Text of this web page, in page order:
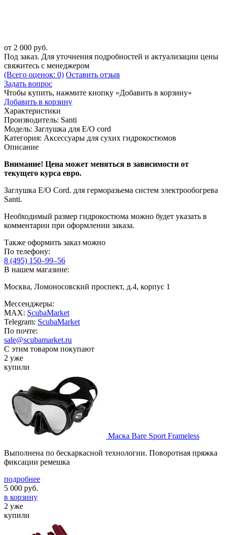
от 2 000 руб.
Под заказ. Для уточнения подробностей и актуализации цены
свяжитесь с менеджером
(Всего оценок: 0) Оставить отзыв
Задать вопрос
Чтобы купить, нажмите кнопку «Добавить в корзину»
Добавить в корзину
Характеристики
Производитель: Santi
Модель: Заглушка для E/O cord
Категория: Аксессуары для сухих гидрокостюмов
Описание
Внимание! Цена может меняться в зависимости от
текущего курса евро.
Заглушка E/O Cord. для герморазьема систем электрообогрева
Santi.
Необходимый размер гидрокостюма можно будет указать в
комментарии при оформлении заказа.
Также оформить заказ можно
По телефону:
8 (495) 150–99–56
В нашем магазине:
Москва, Ломоносовский проспект, д.4, корпус 1
Мессенджеры:
MAX: ScubaMarket
Telegram: ScubaMarket
По почте:
sale@scubamarket.ru
С этим товаром покупают
2 уже
купили
Маска Bare Sport Frameless
Выполнена по бескаркасной технологии. Поворотная пряжка
фиксации ремешка
подробнее
5 000 руб.
в корзину
2 уже
купили